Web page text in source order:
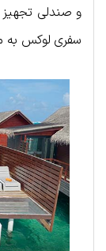
و صندلی تجهیز
سفری لوکس به